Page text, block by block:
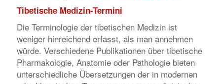
Tibetische Medizin-Termini
Die Terminologie der tibetischen Medizin ist
weniger hinreichend erfasst, als man annehmen
würde. Verschiedene Publikationen über tibetische
Pharmakologie, Anatomie oder Pathologie bieten
unterschiedliche Übersetzungen der in modernen